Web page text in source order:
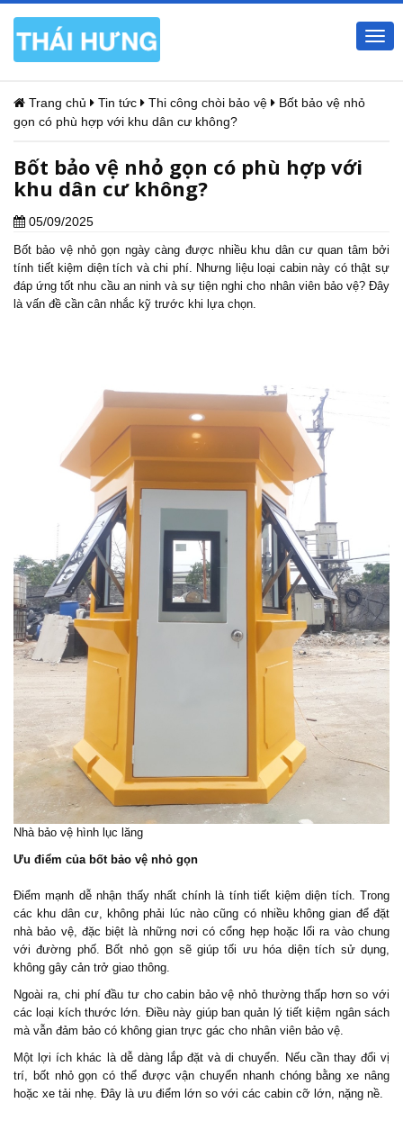
Trang chủ Tin tức Thi công chòi bảo vệ
Bốt bảo vệ nhỏ
gọn có phù hợp với khu dân cư không?
Bốt bảo vệ nhỏ gọn có phù hợp với
khu dân cư không?
05/09/2025
Bốt bảo vệ nhỏ gọn ngày càng được nhiều khu dân cư quan tâm bởi
tính tiết kiệm diện tích và chi phí. Nhưng liệu loại cabin này có thật sự
đáp ứng tốt nhu cầu an ninh và sự tiện nghi cho nhân viên bảo vệ? Đây
là vấn đề cần cân nhắc kỹ trước khi lựa chọn.
Nhà bảo vệ hình lục lăng
Ưu điểm của bốt bảo vệ nhỏ gọn
Điểm mạnh dễ nhận thấy nhất chính là tính tiết kiệm diện tích. Trong
các khu dân cư, không phải lúc nào cũng có nhiều không gian để đặt
nhà bảo vệ, đặc biệt là những nơi có cổng hẹp hoặc lối ra vào chung
với đường phố. Bốt nhỏ gọn sẽ giúp tối ưu hóa diện tích sử dụng,
không gây cản trở giao thông.
Ngoài ra, chi phí đầu tư cho cabin bảo vệ nhỏ thường thấp hơn so với
các loại kích thước lớn. Điều này giúp ban quản lý tiết kiệm ngân sách
mà vẫn đảm bảo có không gian trực gác cho nhân viên bảo vệ.
Một lợi ích khác là dễ dàng lắp đặt và di chuyển. Nếu cần thay đổi vị
trí, bốt nhỏ gọn có thể được vận chuyển nhanh chóng bằng xe nâng
hoặc xe tải nhẹ. Đây là ưu điểm lớn so với các cabin cỡ lớn, nặng nề.